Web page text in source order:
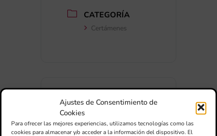
Ajustes de Consentimiento de
Cookies
Para ofrecer las mejores experiencias, utilizamos tecnologías como las
cookies para almacenar y/o acceder a la información del dispositivo. El
CATEGORÍA
Certámenes
+ Añadir a Google Calendar